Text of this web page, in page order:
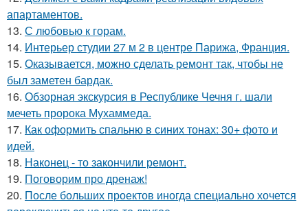
апартаментов.
13. С любовью к горам.
14. Интерьер студии 27 м 2 в центре Парижа, Франция.
15. Оказывается, можно сделать ремонт так, чтобы не
был заметен бардак.
16. Обзорная экскурсия в Республике Чечня г. шали
мечеть пророка Мухаммеда.
17. Как оформить спальню в синих тонах: 30+ фото и
идей.
18. Наконец - то закончили ремонт.
19. Поговорим про дренаж!
20. После больших проектов иногда специально хочется